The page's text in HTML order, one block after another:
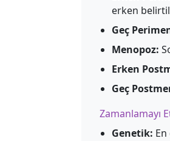
erken
Geç
Menopoz:
Erken
Geç
Zamanlamayı
Genetik: